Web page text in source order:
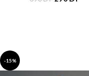
-15%